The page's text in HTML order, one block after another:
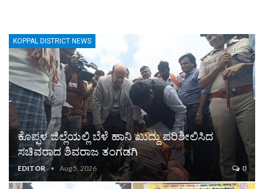
KOPPAL DISTRICT NEWS
ಕೊಪ್ಫಳ ಜಿಲ್ಲೆಯಲ್ಲಿ ಬೆಳೆ ಹಾನಿ ಖುದ್ದು ಪರಿಶೀಲಿಸಿದ
ಸಚಿವರಾದ ಶಿವರಾಜ ತಂಗಡಗಿ
EDITOR Aug 5, 2026 0